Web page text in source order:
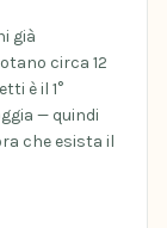
già
circa 12
è il 1°
— quindi
che esista il